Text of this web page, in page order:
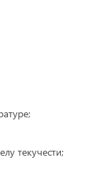
текучести;